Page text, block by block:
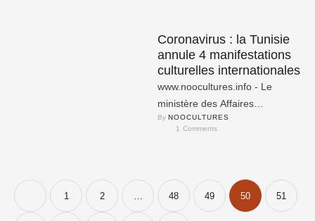
Coronavirus : la Tunisie
annule 4 manifestations
culturelles internationales
www.noocultures.info - Le
ministère des Affaires
Culturelles de la Tunisie a
By NOOCULTURES
1 Comments
1 2 48 49 50 51